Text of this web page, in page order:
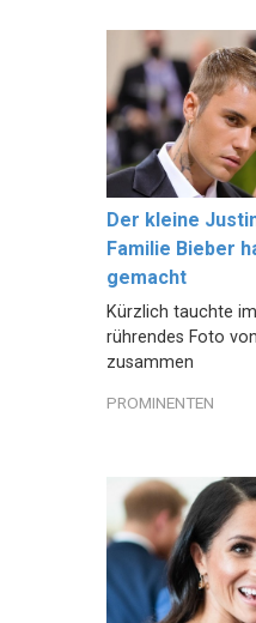
Der kleine
Familie Bieber
gemacht
Kürzlich tauchte
rührendes Foto
zusammen
PROMINENTEN